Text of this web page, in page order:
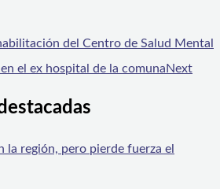
del Centro de Salud Mental
el ex hospital de la comunaNext